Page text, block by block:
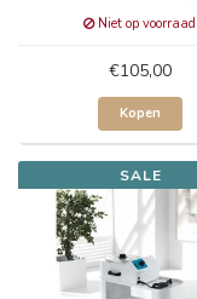
Niet op voorraad
€105,00
Kopen
SALE